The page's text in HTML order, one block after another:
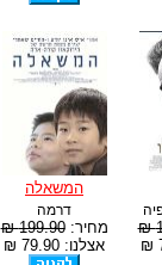
המשאלה
דרמה
מחיר:199.90 ₪
אצלנו: 79.90 ₪